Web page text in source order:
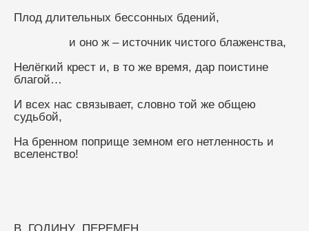
Плод длительных бессонных бдений,
                и оно ж – источник чистого блаженства,
Нелёгкий крест и, в то же время, дар поистине
благой…
И всех нас связывает, словно той же общею
судьбой,
На бренном поприще земном его нетленность и
вселенство!